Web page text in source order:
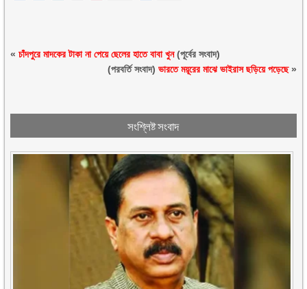
«চাঁদপুরে মাদকের টাকা না পেয়ে ছেলের হাতে বাবা খুন(পূর্বের সংবাদ)
(পরবর্তি সংবাদ) ভারতে ময়ূরের মাঝে ভাইরাস ছড়িয়ে পড়েছে»
সংশ্লিষ্ট সংবাদ